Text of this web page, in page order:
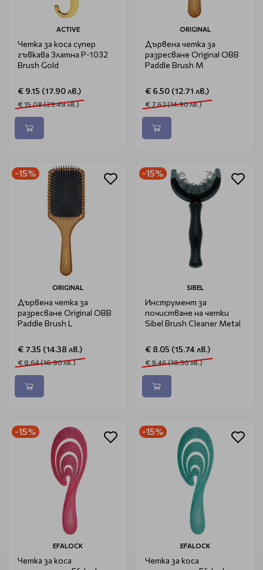
ACTIVE
Четка за коса супер
гъвкава Златна P-1032
Brush Gold
€ 9.15 (17.90 лв.)
€ 15.08 (29.49 лв.)
ORIGINAL
Дървена четка за
разресване Original OBB
Paddle Brush M
€ 6.50 (12.71 лв.)
€ 7.62 (14.90 лв.)
-15%
ORIGINAL
Дървена четка за
разресване Original OBB
Paddle Brush L
€ 7.35 (14.38 лв.)
€ 8.64 (16.90 лв.)
-15%
SIBEL
Инструмент за
почистване на четки
Sibel Brush Cleaner Metal
€ 8.05 (15.74 лв.)
€ 9.46 (18.50 лв.)
-15%
EFALOCK
Четка за коса
-15%
EFALOCK
Четка за коса